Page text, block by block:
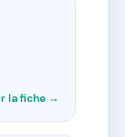
la fiche →